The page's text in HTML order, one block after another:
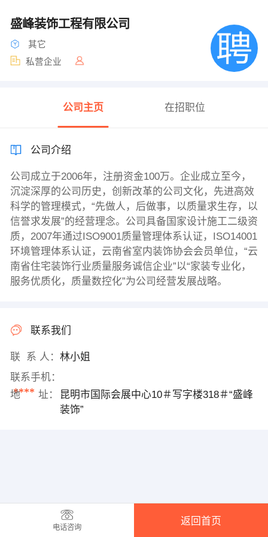
盛峰装饰工程有限公司
其它
私营企业
公司主页 在招职位
公司介绍
公司成立于2006年，注册资金100万。企业成立至今，
沉淀深厚的公司历史，创新改革的公司文化，先进高效
科学的管理模式，“先做人，后做事，以质量求生存，以
信誉求发展”的经营理念。公司具备国家设计施工二级资
质，2007年通过ISO9001质量管理体系认证，ISO14001
环境管理体系认证，云南省室内装饰协会会员单位，“云
南省住宅装饰行业质量服务诚信企业”以“家装专业化，
服务优质化，质量数控化”为公司经营发展战略。
联系我们
联 系 人： 林小姐
联系手机：
****
地 址：
昆明市国际会展中心10＃写字楼318＃“盛峰
装饰”
电话咨询
返回首页